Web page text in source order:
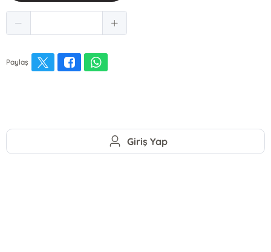
Paylaş
Giriş Yap